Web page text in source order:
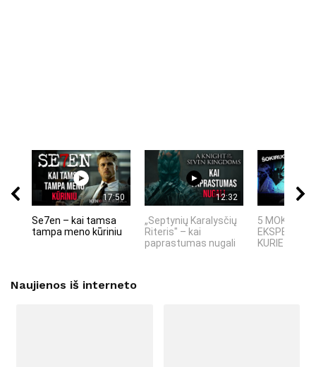
17:50
Se7en – kai tamsa
tampa meno kūriniu
12:32
„Septynių Karalysčių
Riteris" – kai
paprastumas nugali
5 MOKSLINIAI
KURIE
Naujienos iš interneto